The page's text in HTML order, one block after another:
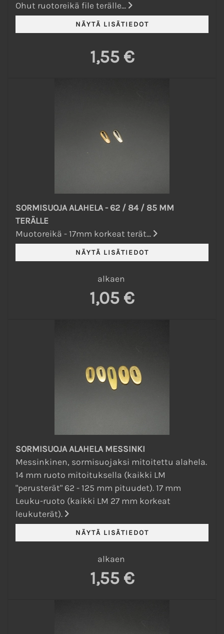
Ohut ruotoreikä file terälle...
1,55 €
SORMISUOJA ALAHELA - 62 / 84 / 85 MM
TERÄLLE
Muotoreikä - 17mm korkeat terät...
alkaen
1,05 €
SORMISUOJA ALAHELA MESSINKI
Messinkinen, sormisuojaksi mitoitettu alahela.
14 mm ruoto mitoituksella (kaikki LM
"perusterät" 62 - 125 mm pituudet). 17 mm
Leuku-ruoto (kaikki LM 27 mm korkeat
leukuterät).
alkaen
1,55 €